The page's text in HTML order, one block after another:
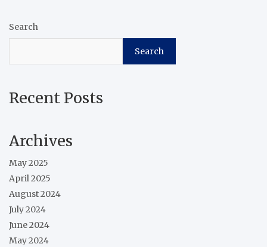
Search
Search
Recent Posts
Archives
May 2025
April 2025
August 2024
July 2024
June 2024
May 2024